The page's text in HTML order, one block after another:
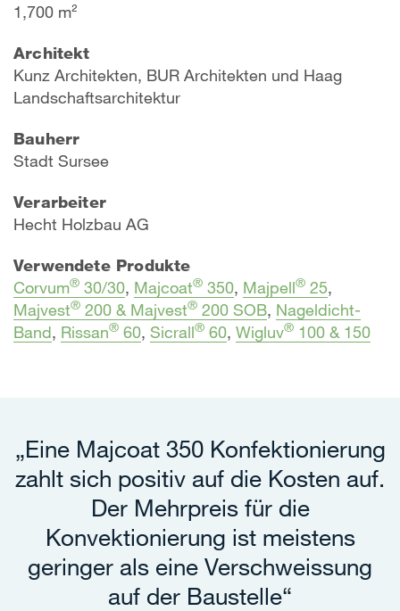
1,700 m²
Architekt
Kunz Architekten, BUR Architekten und Haag
Landschaftsarchitektur
Bauherr
Stadt Sursee
Verarbeiter
Hecht Holzbau AG
Verwendete Produkte
Corvum® 30/30, Majcoat® 350, Majpell® 25,
Majvest® 200 & Majvest® 200 SOB, Nageldicht-
Band, Rissan® 60, Sicrall® 60, Wigluv® 100 & 150
„Eine Majcoat 350 Konfektionierung
zahlt sich positiv auf die Kosten auf.
Der Mehrpreis für die
Konvektionierung ist meistens
geringer als eine Verschweissung
auf der Baustelle“